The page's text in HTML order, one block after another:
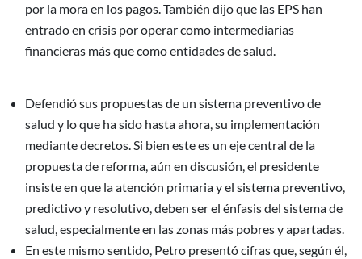
por la mora en los pagos. También dijo que las EPS han
entrado en crisis por operar como intermediarias
financieras más que como entidades de salud.
Defendió sus propuestas de un sistema preventivo de
salud y lo que ha sido hasta ahora, su implementación
mediante decretos. Si bien este es un eje central de la
propuesta de reforma, aún en discusión, el presidente
insiste en que la atención primaria y el sistema preventivo,
predictivo y resolutivo, deben ser el énfasis del sistema de
salud, especialmente en las zonas más pobres y apartadas.
En este mismo sentido, Petro presentó cifras que, según él,